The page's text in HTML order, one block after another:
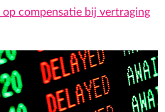
compensatie bij vertraging